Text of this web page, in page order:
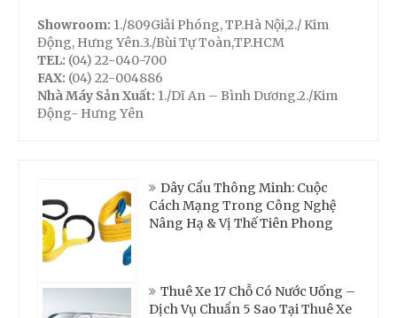
Showroom: 1./809Giải Phóng, TP.Hà Nội,2./ Kim
Động, Hưng Yên.3./Bùi Tự Toàn,TP.HCM
TEL: (04) 22-040-700
FAX: (04) 22-004886
Nhà Máy Sản Xuất: 1./Dĩ An – Bình Dương.2./Kim
Động- Hưng Yên
Dây Cẩu Thông Minh: Cuộc
Cách Mạng Trong Công Nghệ
Nâng Hạ & Vị Thế Tiên Phong
Thuê Xe 17 Chỗ Có Nước Uống –
Dịch Vụ Chuẩn 5 Sao Tại Thuê Xe